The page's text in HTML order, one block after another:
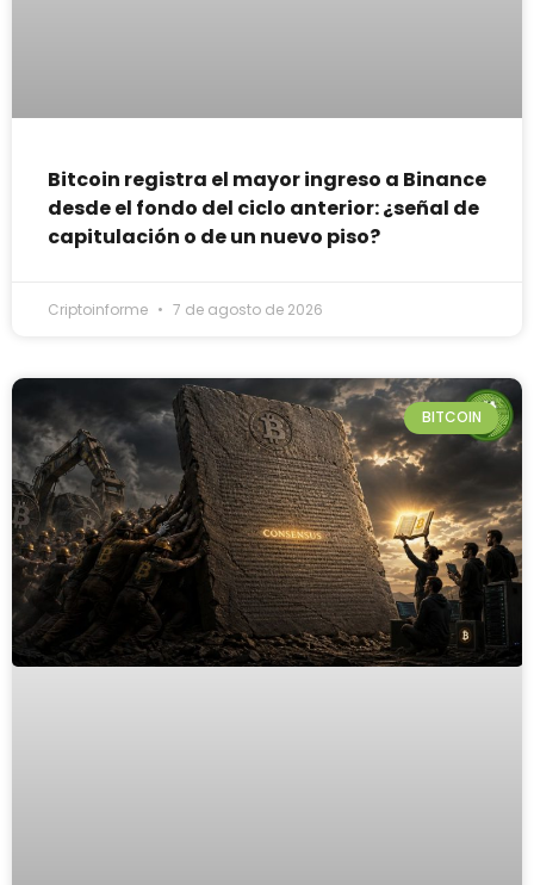
Bitcoin registra el mayor ingreso a Binance
desde el fondo del ciclo anterior: ¿señal de
capitulación o de un nuevo piso?
Criptoinforme 7 de agosto de 2026
BITCOIN